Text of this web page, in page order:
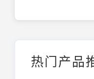
热门产品